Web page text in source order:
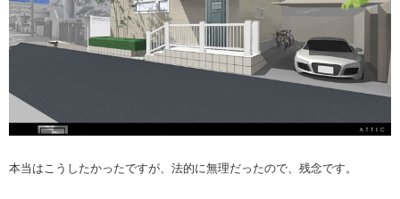
本当はこうしたかったですが、法的に無理だったので、残念です。